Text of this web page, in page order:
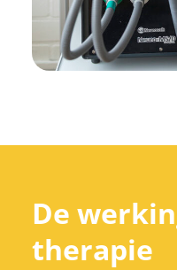
De
therapie